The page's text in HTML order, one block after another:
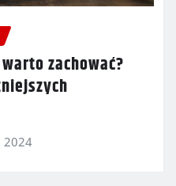
zachować?
2024